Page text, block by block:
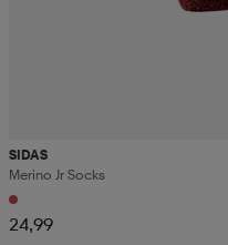
SIDAS
Merino Jr Socks
24,99